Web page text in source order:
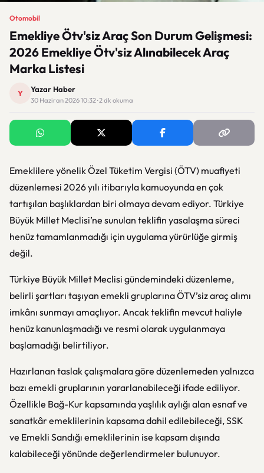
Otomobil
Emekliye Ötv'siz Araç Son Durum Gelişmesi:
2026 Emekliye Ötv'siz Alınabilecek Araç
Marka Listesi
Y Yazar Haber
30 Haziran 2026 10:32 · 2 dk okuma
Emeklilere yönelik Özel Tüketim Vergisi (ÖTV) muafiyeti
düzenlemesi 2026 yılı itibarıyla kamuoyunda en çok
tartışılan başlıklardan biri olmaya devam ediyor. Türkiye
Büyük Millet Meclisi’ne sunulan teklifin yasalaşma süreci
henüz tamamlanmadığı için uygulama yürürlüğe girmiş
değil.
Türkiye Büyük Millet Meclisi gündemindeki düzenleme,
belirli şartları taşıyan emekli gruplarına ÖTV’siz araç alımı
imkânı sunmayı amaçlıyor. Ancak teklifin mevcut haliyle
henüz kanunlaşmadığı ve resmi olarak uygulanmaya
başlamadığı belirtiliyor.
Hazırlanan taslak çalışmalara göre düzenlemeden yalnızca
bazı emekli gruplarının yararlanabileceği ifade ediliyor.
Özellikle Bağ-Kur kapsamında yaşlılık aylığı alan esnaf ve
sanatkâr emeklilerinin kapsama dahil edilebileceği, SSK
ve Emekli Sandığı emeklilerinin ise kapsam dışında
kalabileceği yönünde değerlendirmeler bulunuyor.